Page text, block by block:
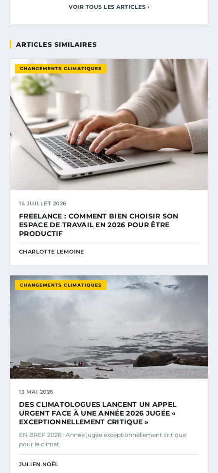
VOIR TOUS LES ARTICLES ›
ARTICLES SIMILAIRES
CHANGEMENTS CLIMATIQUES
14 JUILLET 2026
FREELANCE : COMMENT BIEN CHOISIR SON
ESPACE DE TRAVAIL EN 2026 POUR ÊTRE
PRODUCTIF
CHARLOTTE LEMOINE
CHANGEMENTS CLIMATIQUES
13 MAI 2026
DES CLIMATOLOGUES LANCENT UN APPEL
URGENT FACE À UNE ANNÉE 2026 JUGÉE «
EXCEPTIONNELLEMENT CRITIQUE »
EN BREF 2026 : Année jugée exceptionnellement critique
pour le climat.
JULIEN NOËL